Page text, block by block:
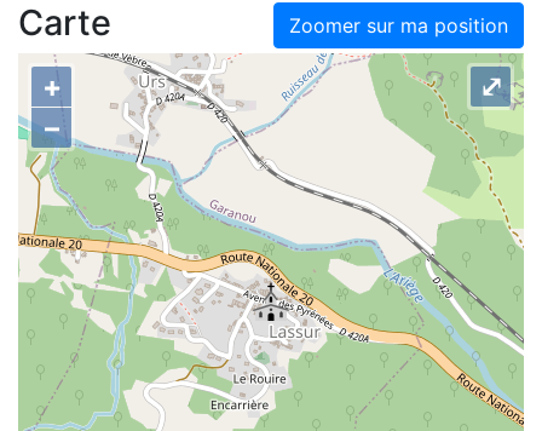
Zoomer sur ma position
Carte
+
–
⤢